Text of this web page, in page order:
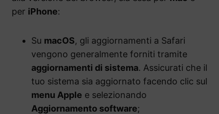
per iPhone:
Su macOS, gli aggiornamenti a Safari
vengono generalmente forniti tramite
aggiornamenti di sistema. Assicurati che il
tuo sistema sia aggiornato facendo clic sul
menu Apple e selezionando
Aggiornamento software;